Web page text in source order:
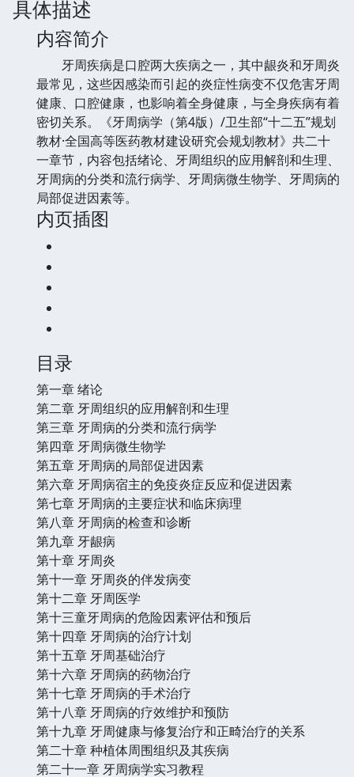
具体描述
内容简介
牙周疾病是口腔两大疾病之一，其中龈炎和牙周炎
最常见，这些因感染而引起的炎症性病变不仅危害牙周
健康、口腔健康，也影响着全身健康，与全身疾病有着
密切关系。《牙周病学（第4版）/卫生部“十二五”规划
教材·全国高等医药教材建设研究会规划教材》共二十
一章节，内容包括绪论、牙周组织的应用解剖和生理、
牙周病的分类和流行病学、牙周病微生物学、牙周病的
局部促进因素等。
内页插图
目录
第一章 绪论
第二章 牙周组织的应用解剖和生理
第三章 牙周病的分类和流行病学
第四章 牙周病微生物学
第五章 牙周病的局部促进因素
第六章 牙周病宿主的免疫炎症反应和促进因素
第七章 牙周病的主要症状和临床病理
第八章 牙周病的检查和诊断
第九章 牙龈病
第十章 牙周炎
第十一章 牙周炎的伴发病变
第十二章 牙周医学
第十三童牙周病的危险因素评估和预后
第十四章 牙周病的治疗计划
第十五章 牙周基础治疗
第十六章 牙周病的药物治疗
第十七章 牙周病的手术治疗
第十八章 牙周病的疗效维护和预防
第十九章 牙周健康与修复治疗和正畸治疗的关系
第二十章 种植体周围组织及其疾病
第二十一章 牙周病学实习教程